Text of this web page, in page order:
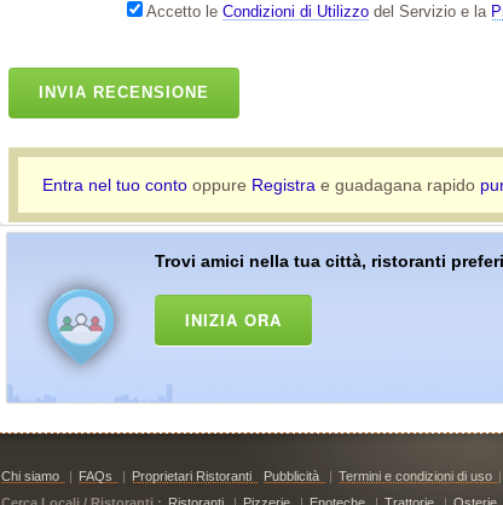
Accetto le Condizioni di Utilizzodel Servizio e la
INVIA RECENSIONE
Entra nel tuo contooppure Registra e guadagana rapido
Trovi amici nella tua città, ristoranti
INIZIA ORA
Chi siamo | FAQs | Proprietari Ristoranti Pubblicità | Termini e condizioni di uso |